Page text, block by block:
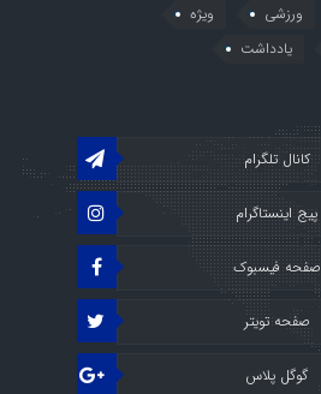
ورزشی
ویژه
یادداشت
کانال تلگرام
پیج اینستاگرام
صفحه فیسبوک
صفحه تویتر
گوگل پلاس